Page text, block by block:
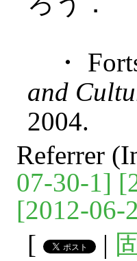
・
and
2004.
Referrer
07-30-1]
[2012-06-
[
|